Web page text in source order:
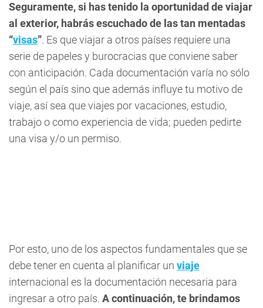
Seguramente, si has tenido la oportunidad de viajar
al exterior, habrás escuchado de las tan mentadas
“visas”. Es que viajar a otros países requiere una
serie de papeles y burocracias que conviene saber
con anticipación. Cada documentación varía no sólo
según el país sino que además influye tu motivo de
viaje, así sea que viajes por vacaciones, estudio,
trabajo o como experiencia de vida; pueden pedirte
una visa y/o un permiso.
Por esto, uno de los aspectos fundamentales que se
debe tener en cuenta al planificar un viaje
internacional es la documentación necesaria para
ingresar a otro país. A continuación, te brindamos